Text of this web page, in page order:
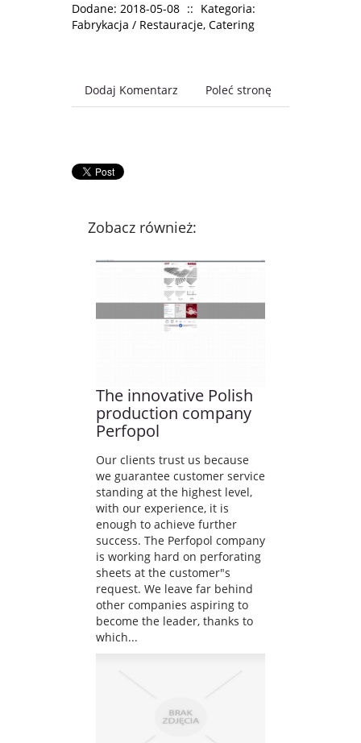
Dodane: 2018-05-08 :: Kategoria:
Fabrykacja / Restauracje, Catering
Dodaj Komentarz Poleć stronę
Zobacz również:
The innovative Polish
production company
Perfopol
Our clients trust us because
we guarantee customer service
standing at the highest level,
with our experience, it is
enough to achieve further
success. The Perfopol company
is working hard on perforating
sheets at the customer"s
request. We leave far behind
other companies aspiring to
become the leader, thanks to
which...